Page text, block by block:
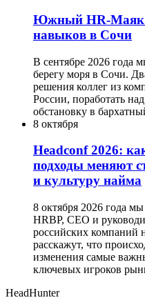
Южный HR-Маяк
навыков в Сочи
В сентябре 2026 года
берегу моря в Сочи.
решения коллег из
России, поработать
обстановку в
8 октября
Headсonf 2026:
подходы меняют
и культуру найма
8 октября 2026 года
HRBP, СЕО и
российских компаний
расскажут, что
изменения самые
ключевых игроков
HeadHunter